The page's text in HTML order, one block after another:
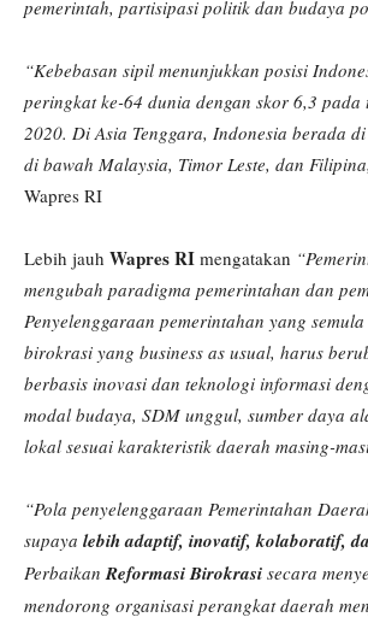
pemerintah, partisipasi politik dan budaya
“Kebebasan sipil menunjukkan posisi
peringkat ke-64 dunia dengan skor 6,3 pada
2020. Di Asia Tenggara, Indonesia berada
di bawah Malaysia, Timor Leste, dan
Wapres RI
Lebih jauh Wapres RI mengatakan
mengubah paradigma pemerintahan dan
Penyelenggaraan pemerintahan yang
birokrasi yang business as usual, harus
berbasis inovasi dan teknologi informasi
modal budaya, SDM unggul, sumber daya
lokal sesuai karakteristik daerah masing-
“Pola penyelenggaraan Pemerintahan
supaya lebih adaptif, inovatif, kolaboratif,
PerbaikanReformasi Birokrasi secara
mendorong organisasi perangkat daerah